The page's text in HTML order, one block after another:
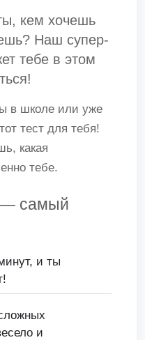
кем хочешь
Наш супер-
тебе в этом
в школе или уже
тест для тебя!
какая
тебе.
— самый
и ты
и